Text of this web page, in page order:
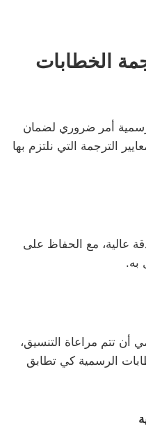
الخطابات
رسمية أمر ضروري لضمان
الترجمة التي نلتزم بها
عالية، مع الحفاظ على
به.
أن تتم مراعاة التنسيق،
الرسمية كي تطابق